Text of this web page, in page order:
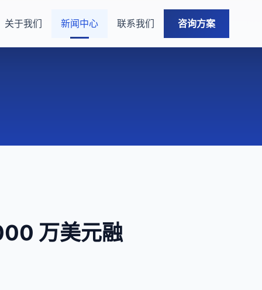
关于我们 新闻中心 联系我们 咨询方案
万美元融